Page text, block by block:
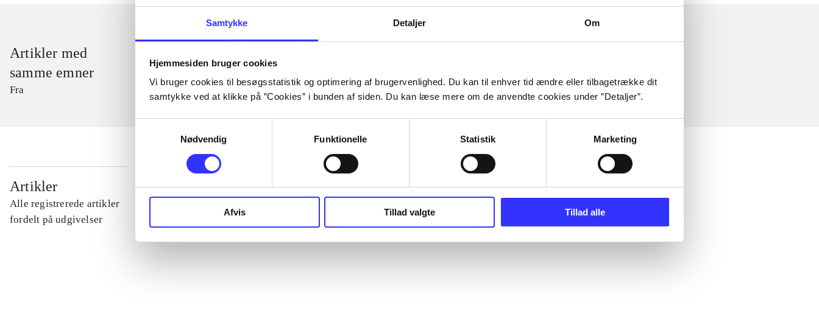
Samtykke Detaljer Om
Hjemmesiden bruger cookies
Vi bruger cookies til besøgsstatistik og optimering af brugervenlighed. Du kan til enhver tid ændre eller tilbagetrække dit
samtykke ved at klikke på ”Cookies” i bunden af siden. Du kan læse mere om de anvendte cookies under ”Detaljer”.
Nødvendig
Funktionelle Statistik Marketing
Afvis Tillad valgte Tillad alle
Artikler med
samme emner
Fra
Artikler
Alle registrerede artikler
fordelt på udgivelser